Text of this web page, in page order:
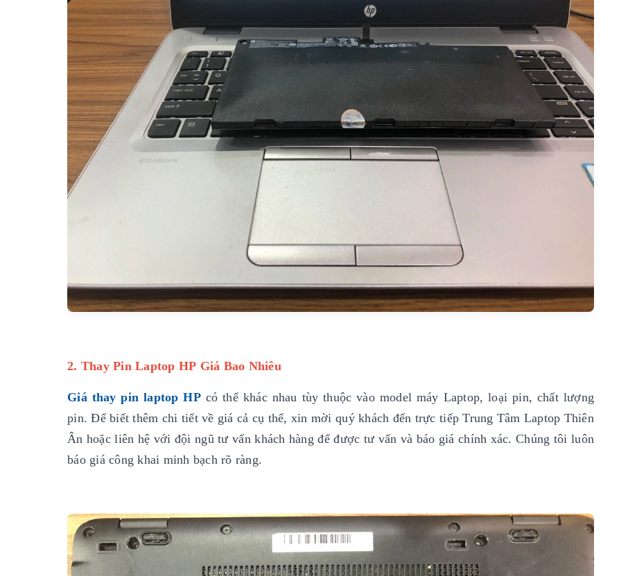
2. Thay Pin Laptop HP Giá Bao Nhiêu
Giá thay pin laptop HPcó thể khác nhau tùy thuộc vào model máy Laptop, loại pin, chất lượng
pin. Để biết thêm chi tiết về giá cả cụ thể, xin mời quý khách đến trực tiếp Trung Tâm Laptop Thiên
Ân hoặc liên hệ với đội ngũ tư vấn khách hàng để được tư vấn và báo giá chính xác. Chúng tôi luôn
báo giá công khai minh bạch rõ ràng.